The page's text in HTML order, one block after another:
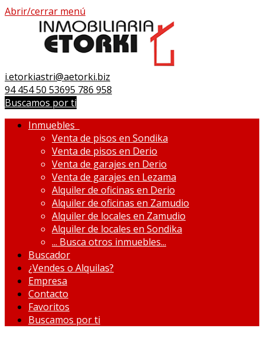
Abrir/cerrar menú
i.etorkiastri@aetorki.biz
94 454 50 53695 786 958
Buscamos por ti
Inmuebles
Venta de pisos en Sondika
Venta de pisos en Derio
Venta de garajes en Derio
Venta de garajes en Lezama
Alquiler de oficinas en Derio
Alquiler de oficinas en Zamudio
Alquiler de locales en Zamudio
Alquiler de locales en Sondika
... Busca otros inmuebles...
Buscador
¿Vendes o Alquilas?
Empresa
Contacto
Favoritos
Buscamos por ti